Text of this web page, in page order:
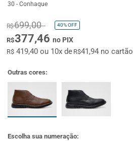
30 - Conhaque
R$699,00 40%OFF
R$377,46 no PIX
R$ 419,40 ou 10x deR$41,94 no cartão
Outras cores:
Escolha sua numeração: